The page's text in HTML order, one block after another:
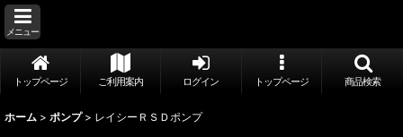
メニュー
トップページ ご利用案内 ログイン トップページ 商品検索
ホーム > ポンプ > レイシーＲＳＤポンプ